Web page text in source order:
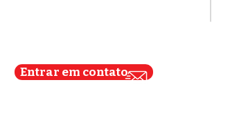
Entrar em contato